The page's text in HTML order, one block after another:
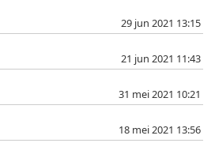
29 jun 2021 13:15
21 jun 2021 11:43
31 mei 2021 10:21
18 mei 2021 13:56